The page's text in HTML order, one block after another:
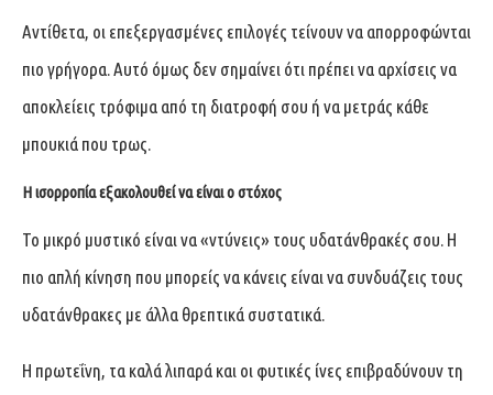
Αντίθετα, οι επεξεργασμένες επιλογές τείνουν να απορροφώνται
πιο γρήγορα. Αυτό όμως δεν σημαίνει ότι πρέπει να αρχίσεις να
αποκλείεις τρόφιμα από τη διατροφή σου ή να μετράς κάθε
μπουκιά που τρως.
Η ισορροπία εξακολουθεί να είναι ο στόχος
Το μικρό μυστικό είναι να «ντύνεις» τους υδατάνθρακές σου. Η
πιο απλή κίνηση που μπορείς να κάνεις είναι να συνδυάζεις τους
υδατάνθρακες με άλλα θρεπτικά συστατικά.
Η πρωτεΐνη, τα καλά λιπαρά και οι φυτικές ίνες επιβραδύνουν τη